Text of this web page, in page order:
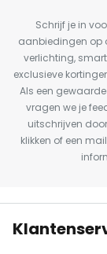
Schrijf je in
aanbiedingen op
verlichting,
exclusieve
Als een
vragen we je
uitschrijven
klikken of een